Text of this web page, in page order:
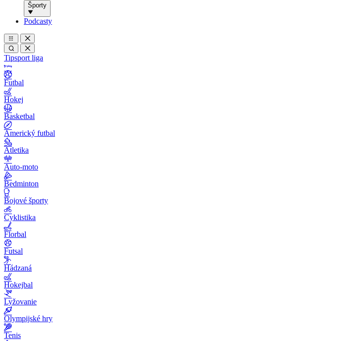
Športy
Podcasty
Tipsport liga
Futbal
Hokej
Basketbal
Americký futbal
Atletika
Auto-moto
Bedminton
Bojové športy
Cyklistika
Florbal
Futsal
Hádzaná
Hokejbal
Lyžovanie
Olympijské hry
Tenis